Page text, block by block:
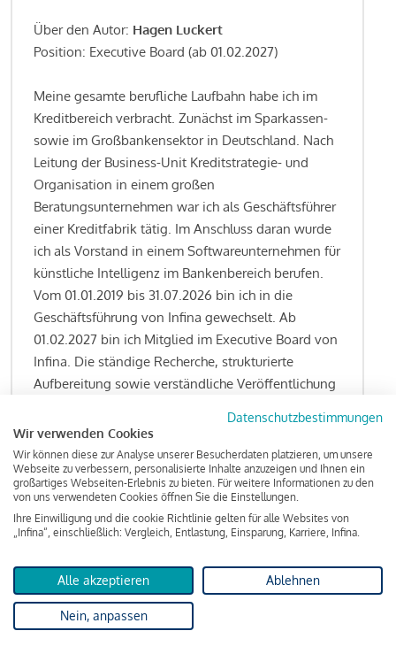
Über den Autor: Hagen Luckert
Position: Executive Board (ab 01.02.2027)
Meine gesamte berufliche Laufbahn habe ich im
Kreditbereich verbracht. Zunächst im Sparkassen-
sowie im Großbankensektor in Deutschland. Nach
Leitung der Business-Unit Kreditstrategie- und
Organisation in einem großen
Beratungsunternehmen war ich als Geschäftsführer
einer Kreditfabrik tätig. Im Anschluss daran wurde
ich als Vorstand in einem Softwareunternehmen für
künstliche Intelligenz im Bankenbereich berufen.
Vom 01.01.2019 bis 31.07.2026 bin ich in die
Geschäftsführung von Infina gewechselt. Ab
01.02.2027 bin ich Mitglied im Executive Board von
Infina. Die ständige Recherche, strukturierte
Aufbereitung sowie verständliche Veröffentlichung
Kreditgeschäft gehören zu den wesentlichen
Schwerpunktsetzungen meiner Funktion.
Lesen Sie meine Finanzierungs-Tipps
KreditindexDas Wohnkredit Barometer
Datenschutzbestimmungen
Wir verwenden Cookies
Wir können diese zur Analyse unserer Besucherdaten platzieren, um unsere
Webseite zu verbessern, personalisierte Inhalte anzuzeigen und Ihnen ein
großartiges Webseiten-Erlebnis zu bieten. Für weitere Informationen zu den
von uns verwendeten Cookies öffnen Sie die Einstellungen.
Ihre Einwilligung und die cookie Richtlinie gelten für alle Websites von
„Infina“, einschließlich: Vergleich, Entlastung, Einsparung, Karriere, Infina.
Alle akzeptieren Ablehnen
Nein, anpassen